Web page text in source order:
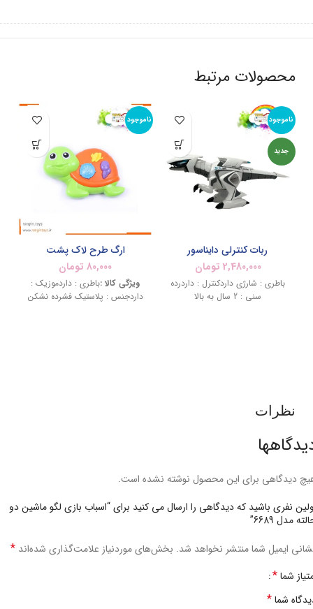
محصولات مرتبط
ناموجود
جدید
ربات کنترلی دایناسور
2,480,000 تومان
باطری : شارژی داردکنترل : داردرده
سنی : 2 سال به بالا
ناموجود
ارگ طرح لاک پشت
80,000 تومان
ویژگی کالا :باطری : داردموزیک :
داردجنس : پلاستیک فشرده نشکن
نظرات
دیدگاهی برای این محصول نوشته نشده است.
نفری باشید که دیدگاهی را ارسال می کنید برای “اسباب بازی لگو ماشین دو
مدل 6689”
ایمیل شما منتشر نخواهد شد. بخش‌های موردنیاز علامت‌گذاری شده‌اند *
شما*
شما*